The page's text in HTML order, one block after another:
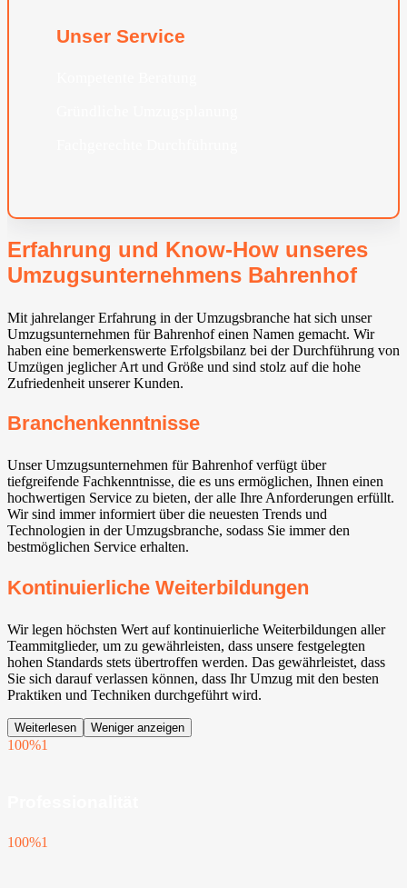
Unser Service
Erfahrung und Know-How unseres
Umzugsunternehmens Bahrenhof
Mit jahrelanger Erfahrung in der Umzugsbranche hat sich unser
Umzugsunternehmen für Bahrenhof einen Namen gemacht. Wir
haben eine bemerkenswerte Erfolgsbilanz bei der Durchführung von
Umzügen jeglicher Art und Größe und sind stolz auf die hohe
Zufriedenheit unserer Kunden.
Branchenkenntnisse
Unser Umzugsunternehmen für Bahrenhof verfügt über
tiefgreifende Fachkenntnisse, die es uns ermöglichen, Ihnen einen
hochwertigen Service zu bieten, der alle Ihre Anforderungen erfüllt.
Wir sind immer informiert über die neuesten Trends und
Technologien in der Umzugsbranche, sodass Sie immer den
bestmöglichen Service erhalten.
Kontinuierliche Weiterbildungen
Wir legen höchsten Wert auf kontinuierliche Weiterbildungen aller
Teammitglieder, um zu gewährleisten, dass unsere festgelegten
hohen Standards stets übertroffen werden. Das gewährleistet, dass
Sie sich darauf verlassen können, dass Ihr Umzug mit den besten
Praktiken und Techniken durchgeführt wird.
Weiterlesen Weniger anzeigen
100%1
100%1